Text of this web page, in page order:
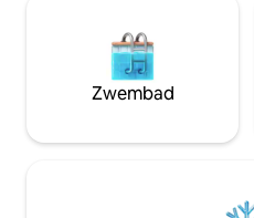
Zwembad